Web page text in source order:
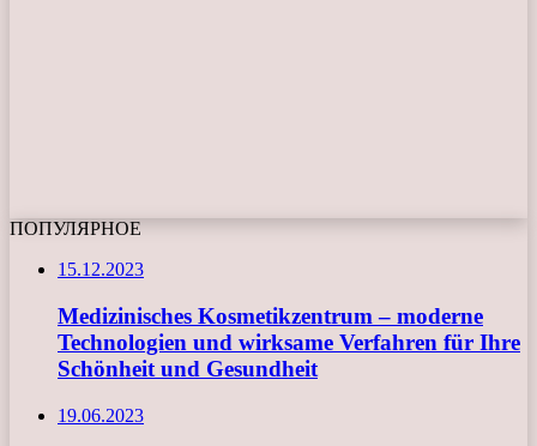
ПОПУЛЯРНОЕ
15.12.2023
Medizinisches Kosmetikzentrum – moderne
Technologien und wirksame Verfahren für Ihre
Schönheit und Gesundheit
19.06.2023